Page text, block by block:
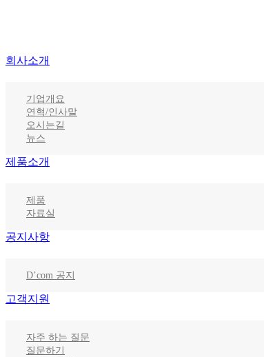
회사소개
기업개요
연혁/인사말
오시는길
뉴스
제품소개
제품
자료실
공지사항
D’com 공지
고객지원
자주 하는 질문
질문하기